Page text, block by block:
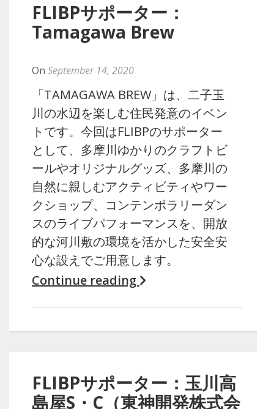
FLIBPサポーター：
Tamagawa Brew
On September 14, 2020
「TAMAGAWA BREW」は、二子玉
川の水辺を楽しむ住民発意のイベン
トです。今回はFLIBPのサポーター
として、多摩川ゆかりのクラフトビ
ールやオリジナルグッズ、多摩川の
自然に親しむアクティビティやワー
クショップ、コンテンポラリーダン
スのライブパフォーマンスを、開放
的な河川敷の環境を活かした安全安
心な設えでご用意します。
Continue reading
FLIBPサポーター：玉川高
島屋S・C（東神開発株式会